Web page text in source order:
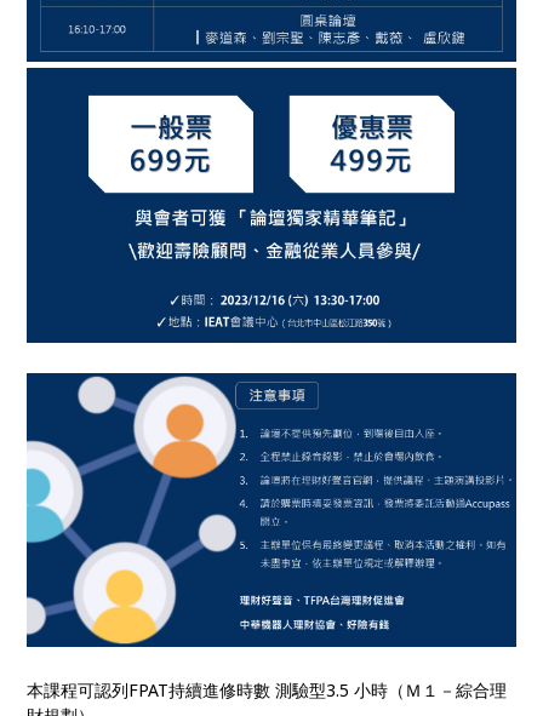
本課程可認列FPAT持續進修時數 測驗型3.5 小時（Ｍ１－綜合理